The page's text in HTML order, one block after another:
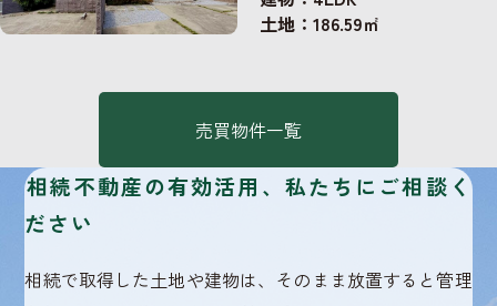
土地：186.59㎡
売買物件一覧
相続不動産の有効活用、私たちにご相談く
ださい
相続で取得した土地や建物は、そのまま放置すると管理